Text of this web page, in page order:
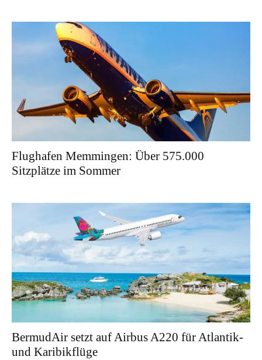
Flughafen Memmingen: Über 575.000
Sitzplätze im Sommer
BermudAir setzt auf Airbus A220 für Atlantik-
und Karibikflüge